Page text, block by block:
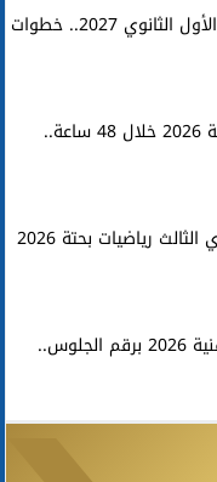
رابط تقديم الصف الأول الثانوي 2027.. خطوات
نتيجة الثانوية العامة 2026 خلال 48 ساعة..
النموذج الاسترشادي الثالث رياضيات بحتة 2026
نتيجة الدبلومات الفنية 2026 برقم الجلوس..